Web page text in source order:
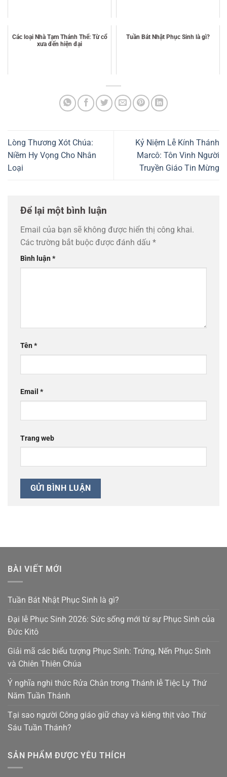
Các loại Nhà Tạm Thánh Thể: Từ cổ
xưa đến hiện đại
Tuần Bát Nhật Phục Sinh là gì?
Lòng Thương Xót Chúa:
Niềm Hy Vọng Cho Nhân
Loại
Kỷ Niệm Lễ Kính Thánh
Marcô: Tôn Vinh Người
Truyền Giáo Tin Mừng
Để lại một bình luận
Email của bạn sẽ không được hiển thị công khai.
Các trường bắt buộc được đánh dấu *
Bình luận*
Tên*
Email *
Trang web
BÀI VIẾT MỚI
Tuần Bát Nhật Phục Sinh là gì?
Đại lễ Phục Sinh 2026: Sức sống mới từ sự Phục Sinh của
Đức Kitô
Giải mã các biểu tượng Phục Sinh: Trứng, Nến Phục Sinh
và Chiên Thiên Chúa
Ý nghĩa nghi thức Rửa Chân trong Thánh lễ Tiệc Ly Thứ
Năm Tuần Thánh
Tại sao người Công giáo giữ chay và kiêng thịt vào Thứ
Sáu Tuần Thánh?
SẢN PHẨM ĐƯỢC YÊU THÍCH